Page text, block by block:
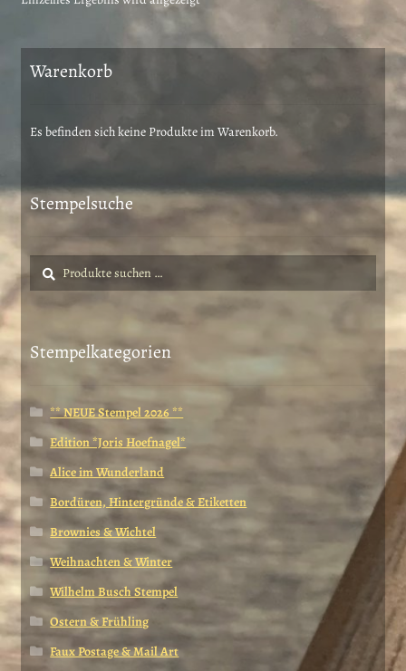
Warenkorb
Es befinden sich keine Produkte im Warenkorb.
Stempelsuche
Suche
nach:
Suchen
Stempelkategorien
** NEUE Stempel 2026 **
Edition *Joris Hoefnagel*
Alice im Wunderland
Bordüren, Hintergründe & Etiketten
Brownies & Wichtel
Weihnachten & Winter
Wilhelm Busch Stempel
Ostern & Frühling
Faux Postage & Mail Art